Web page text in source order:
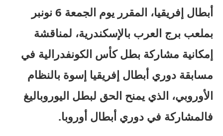
أبطال إفريقيا، المقرر يوم الجمعة 6 نونبر
بملعب برج العرب بالإسكندرية، لمناقشة
إمكانية مشاركة بطل كأس الكونفدرالية في
مسابقة دوري أبطال إفريقيا إسوة بالنظام
الأوروبي، الذي يمنح الحق لبطل اليوروباليغ
فالمشاركة في دوري أبطال أوروبا.